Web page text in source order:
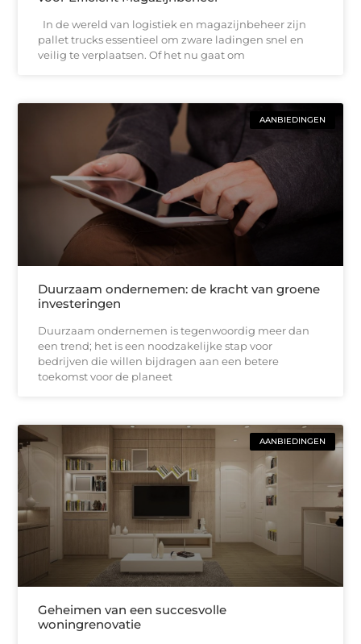
In de wereld van logistiek en magazijnbeheer zijn
pallet trucks essentieel om zware ladingen snel en
veilig te verplaatsen. Of het nu gaat om
AANBIEDINGEN
Duurzaam ondernemen: de kracht van groene
investeringen
Duurzaam ondernemen is tegenwoordig meer dan
een trend; het is een noodzakelijke stap voor
bedrijven die willen bijdragen aan een betere
toekomst voor de planeet
AANBIEDINGEN
Geheimen van een succesvolle
woningrenovatie